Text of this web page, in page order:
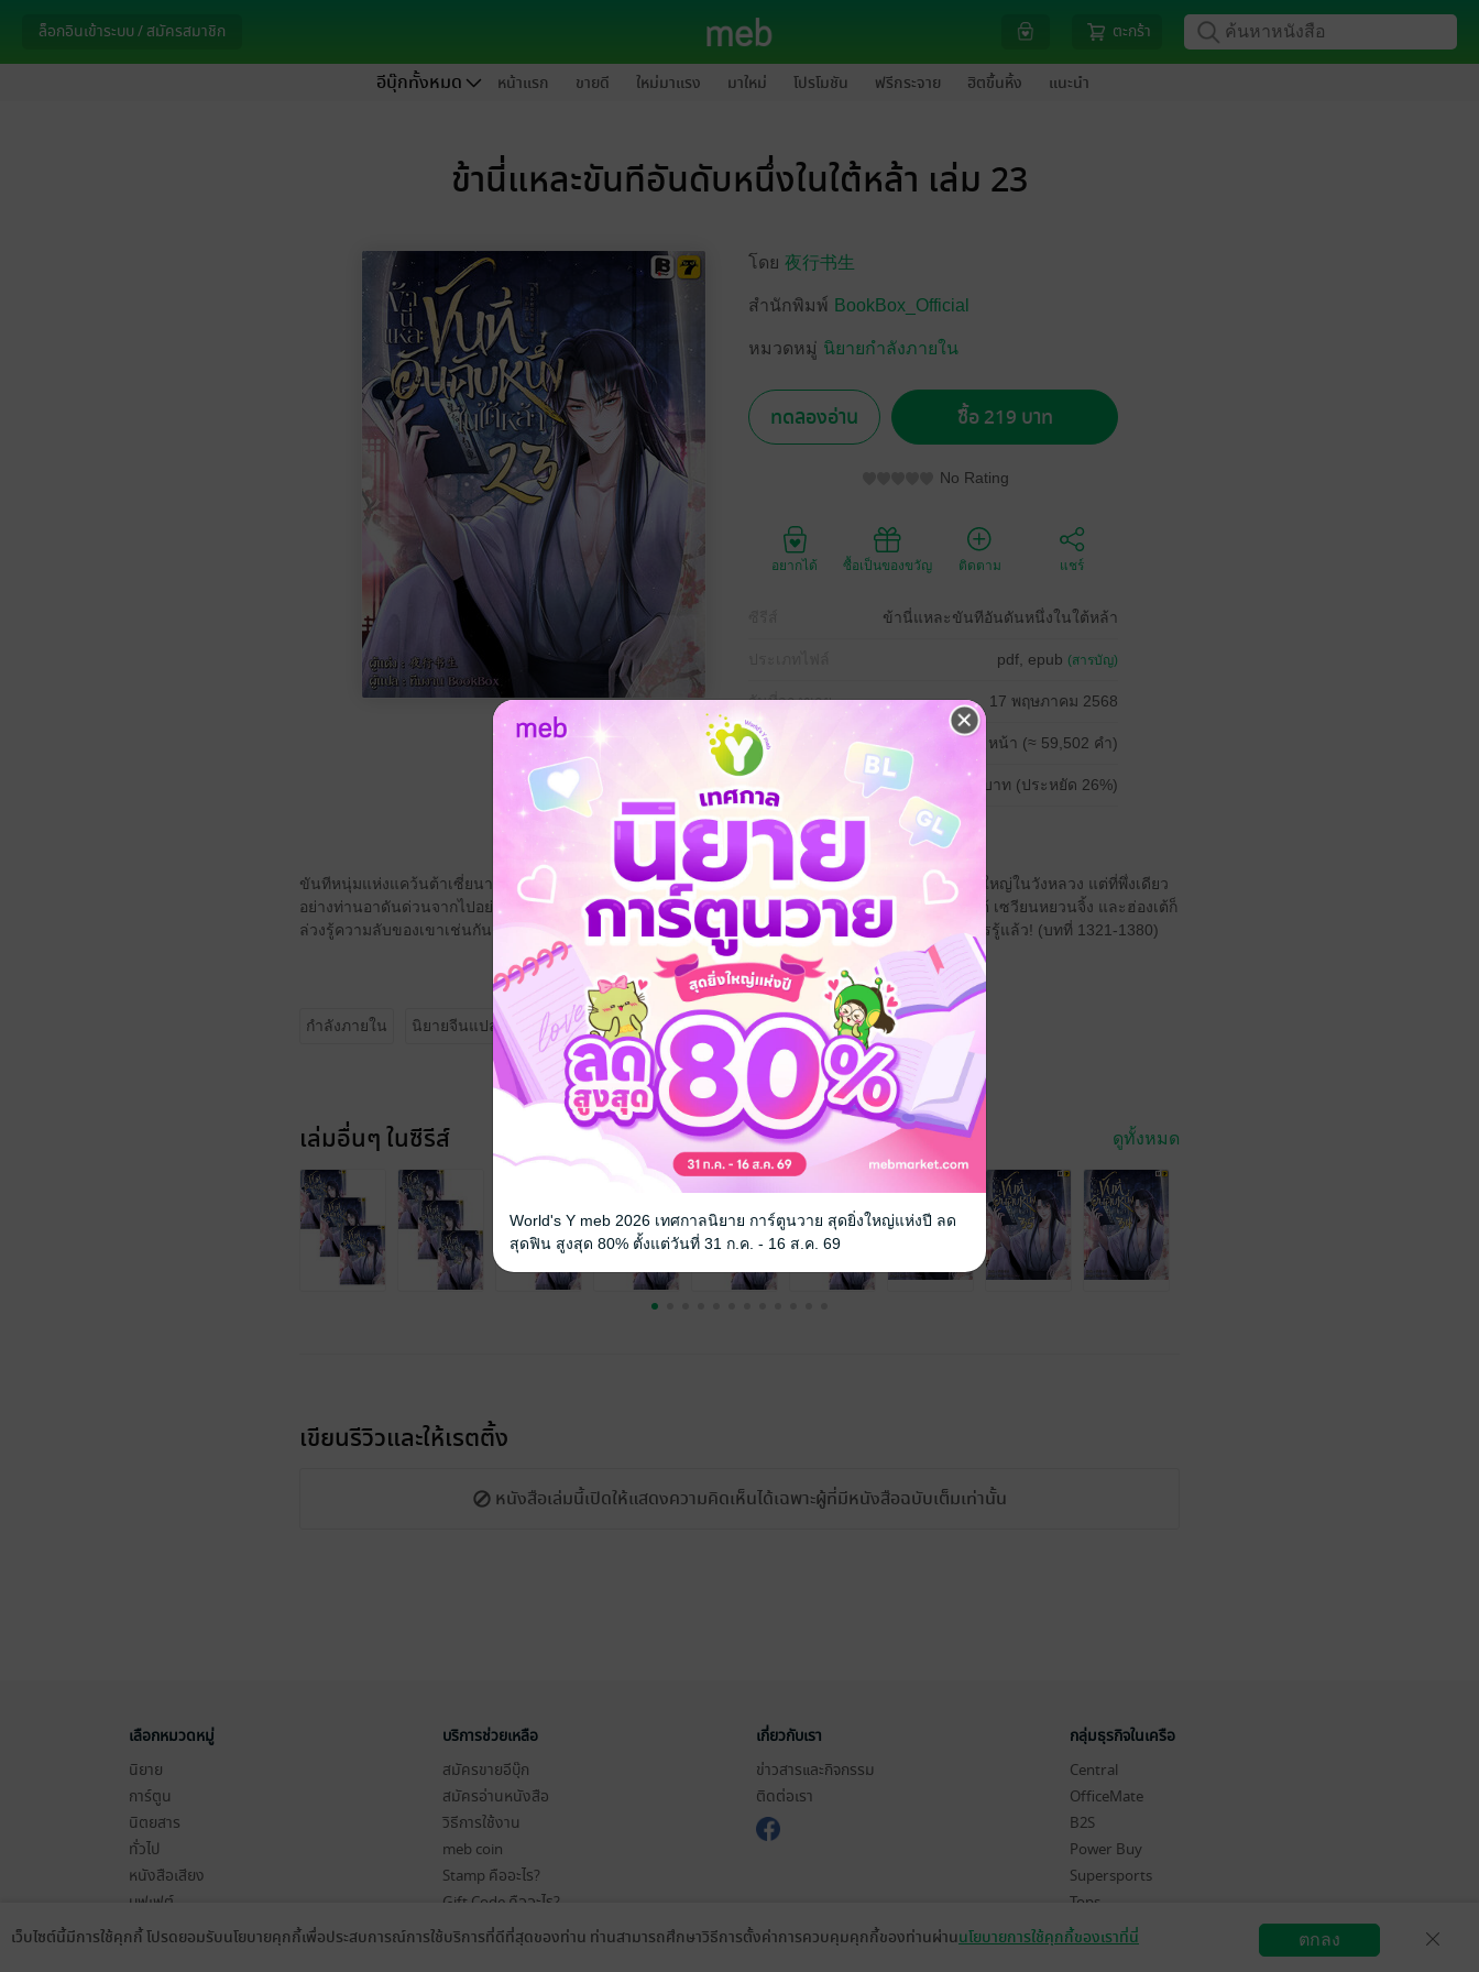
ล็อกอินเข้าระบบ / สมัครสมาชิก ตะกร้า
อีบุ๊กทั้งหมด หน้าแรก ขายดี ใหม่มาแรง มาใหม่ โปรโมชัน ฟรีกระจาย ฮิตขึ้นหิ้ง แนะนำ
ข้านี่แหละขันทีอันดับหนึ่งในใต้หล้า เล่ม 23
โดย 夜行书生
สำนักพิมพ์ BookBox_Official
หมวดหมู่ นิยายกำลังภายใน
ทดลองอ่าน ซื้อ 219 บาท
No Rating
อยากได้ ซื้อเป็นของขวัญ ติดตาม แชร์
ข้านี่แหละขันทีอันดันหนึ่งในใต้หล้า
pdf, epub (สารบัญ)
วันที่วางขาย 17 พฤษภาคม 2568
ความยาว 480 หน้า (≈ 59,502 คำ)
299 บาท (ประหยัด 26%)
ขันทีหนุ่มแห่งแคว้นต้าเซี่ยนาม จ้าวอู่เจียง เก่งกาจในวิชาแพทย์ตามรอยจ้าวโส่ว ผู้เป็นอาและเป็นถึงขันทีใหญ่ในวังหลวง แต่ที่พึ่งเดียว
อย่างท่านอาดันด่วนจากไปอย่างเป็นปริศนา เคราะห์ซ้ำกรรมซัด ดันไปล่วงรู้ความลับอันยิ่งใหญ่ของฮ่องเต้ เซวียนหยวนจิ้ง และฮ่องเต้ก็
ล่วงรู้ความลับของเขาเช่นกัน! งานนี้มีแต่ต้องร่วมมือกันเท่านั้น ข้าไม่พูด ฝ่าบาทไม่พูด เพียงเท่านี้ก็ไม่มีใครรู้แล้ว! (บทที่ 1321-1380)
กำลังภายใน นิยายจีนแปล หนังสือแปล
เล่มอื่นๆ ในซีรีส์ ดูทั้งหมด
เขียนรีวิวและให้เรตติ้ง
หนังสือเล่มนี้เปิดให้แสดงความคิดเห็นได้เฉพาะผู้ที่มีหนังสือฉบับเต็มเท่านั้น
เลือกหมวดหมู่
นิยาย
การ์ตูน
นิตยสาร
ทั่วไป
หนังสือเสียง
บุฟเฟต์
บริการช่วยเหลือ
สมัครขายอีบุ๊ก
สมัครอ่านหนังสือ
วิธีการใช้งาน
meb coin
Stamp คืออะไร?
Gift Code คืออะไร?
เงื่อนไขในการใช้บริการ
เกี่ยวกับเรา
ข่าวสารและกิจกรรม
ติดต่อเรา
กลุ่มธุรกิจในเครือ
Central
OfficeMate
B2S
Power Buy
Supersports
Tops
Hytexts
สมัครขายอีบุ๊ก วิธีการใช้งาน
เว็บไซต์นี้มีการใช้คุกกี้ โปรดยอมรับนโยบายคุกกี้เพื่อประสบการณ์การใช้บริการที่ดีที่สุดของท่าน ท่านสามารถศึกษาวิธีการตั้งค่าการควบคุมคุกกี้ของท่านผ่านนโยบายการใช้คุกกี้ของเราที่นี่ ตกลง
World's Y meb 2026 เทศกาลนิยาย การ์ตูนวาย สุดยิ่งใหญ่แห่งปี ลด
สุดฟิน สูงสุด 80% ตั้งแต่วันที่ 31 ก.ค. - 16 ส.ค. 69